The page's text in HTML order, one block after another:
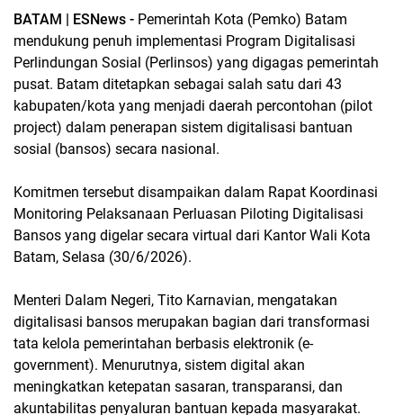
BATAM | ESNews - Pemerintah Kota (Pemko) Batam
mendukung penuh implementasi Program Digitalisasi
Perlindungan Sosial (Perlinsos) yang digagas pemerintah
pusat. Batam ditetapkan sebagai salah satu dari 43
kabupaten/kota yang menjadi daerah percontohan (pilot
project) dalam penerapan sistem digitalisasi bantuan
sosial (bansos) secara nasional.
Komitmen tersebut disampaikan dalam Rapat Koordinasi
Monitoring Pelaksanaan Perluasan Piloting Digitalisasi
Bansos yang digelar secara virtual dari Kantor Wali Kota
Batam, Selasa (30/6/2026).
Menteri Dalam Negeri, Tito Karnavian, mengatakan
digitalisasi bansos merupakan bagian dari transformasi
tata kelola pemerintahan berbasis elektronik (e-
government). Menurutnya, sistem digital akan
meningkatkan ketepatan sasaran, transparansi, dan
akuntabilitas penyaluran bantuan kepada masyarakat.